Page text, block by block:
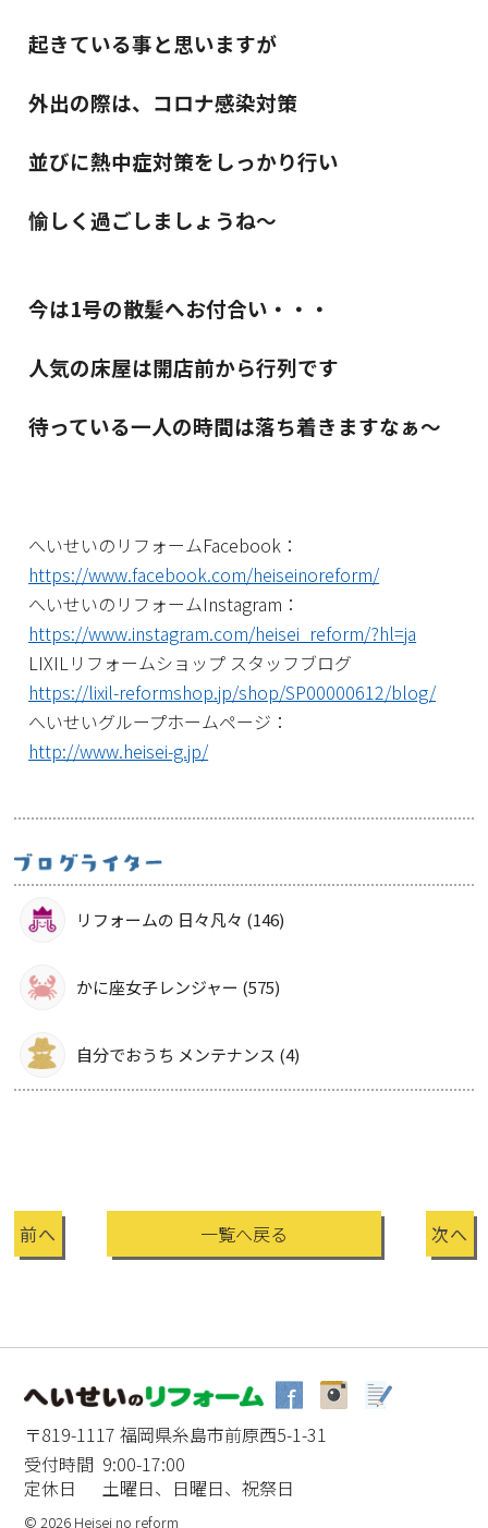
起きている事と思いますが
外出の際は、コロナ感染対策
並びに熱中症対策をしっかり行い
愉しく過ごしましょうね～
今は1号の散髪へお付合い・・・
人気の床屋は開店前から行列です
待っている一人の時間は落ち着きますなぁ～
へいせいのリフォームFacebook：
https://www.facebook.com/heiseinoreform/
へいせいのリフォームInstagram：
https://www.instagram.com/heisei_reform/?hl=ja
LIXILリフォームショップ スタッフブログ
https://lixil-reformshop.jp/shop/SP00000612/blog/
へいせいグループホームページ：
http://www.heisei-g.jp/
リフォームの 日々凡々 (146)
かに座女子レンジャー (575)
自分でおうち メンテナンス (4)
前へ 一覧へ戻る 次へ
〒819-1117 福岡県糸島市前原西5-1-31
受付時間 9:00-17:00
定休日 土曜日、日曜日、祝祭日
© 2026 Heisei no reform